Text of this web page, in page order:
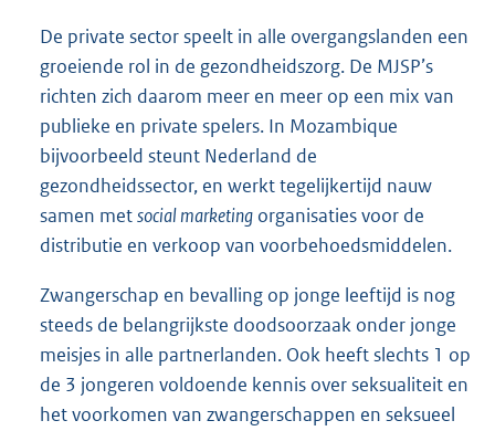
De private sector speelt in alle overgangslanden een
groeiende rol in de gezondheidszorg. De MJSP’s
richten zich daarom meer en meer op een mix van
publieke en private spelers. In Mozambique
bijvoorbeeld steunt Nederland de
gezondheidssector, en werkt tegelijkertijd nauw
samen metsocial marketing organisaties voor de
distributie en verkoop van voorbehoedsmiddelen.
Zwangerschap en bevalling op jonge leeftijd is nog
steeds de belangrijkste doodsoorzaak onder jonge
meisjes in alle partnerlanden. Ook heeft slechts 1 op
de 3 jongeren voldoende kennis over seksualiteit en
het voorkomen van zwangerschappen en seksueel